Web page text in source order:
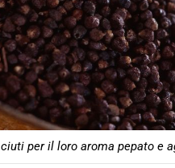
per il loro aroma pepato e